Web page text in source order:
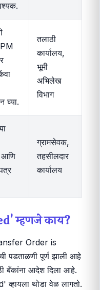
घ्या.
तलाठी
कार्यालय,
भूमी
अभिलेख
विभाग
आणि
ग्रामसेवक,
तहसीलदार
कार्यालय
म्हणजे काय?
Order is
पडताळणी पूर्ण झाली आहे
बँकांना आदेश दिला आहे.
थोडा वेळ लागतो.